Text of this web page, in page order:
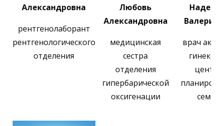
Александровна
рентгенолаборант
рентгенологического
отделения
Любовь
Александровна
медицинская
сестра
отделения
гипербарической
оксигенации
врач